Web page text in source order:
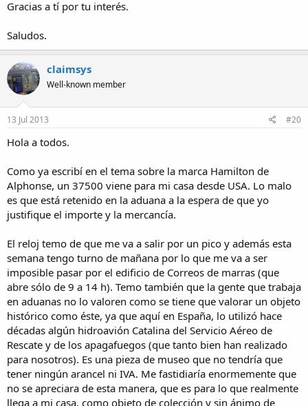
Gracias a tí por tu interés.
Saludos.
claimsys
Well-known member
13 Jul 2013 #20
Hola a todos.
Como ya escribí en el tema sobre la marca Hamilton de
Alphonse, un 37500 viene para mi casa desde USA. Lo malo
es que está retenido en la aduana a la espera de que yo
justifique el importe y la mercancía.
El reloj temo de que me va a salir por un pico y además esta
semana tengo turno de mañana por lo que me va a ser
imposible pasar por el edificio de Correos de marras (que
abre sólo de 9 a 14 h). Temo también que la gente que trabaja
en aduanas no lo valoren como se tiene que valorar un objeto
histórico como éste, ya que aquí en España, lo utilizó hace
décadas algún hidroavión Catalina del Servicio Aéreo de
Rescate y de los apagafuegos (que tanto bien han realizado
para nosotros). Es una pieza de museo que no tendría que
tener ningún arancel ni IVA. Me fastidiaría enormemente que
no se apreciara de esta manera, que es para lo que realmente
llega a mi casa, como objeto de colección y sin ánimo de